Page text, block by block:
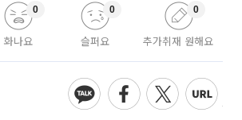
화나요
0
슬퍼요
0
추가취재 원해요
0